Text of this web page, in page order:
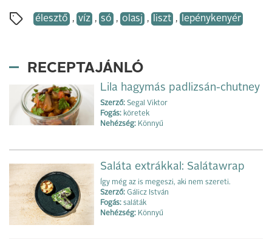
élesztő , víz , só , olasj , liszt , lepénykenyér
RECEPTAJÁNLÓ
Lila hagymás padlizsán-chutney
Szerző: Segal Viktor
Fogás: köretek
Nehézség: Könnyű
Saláta extrákkal: Salátawrap
Így még az is megeszi, aki nem szereti.
Szerző: Gálicz István
Fogás: saláták
Nehézség: Könnyű